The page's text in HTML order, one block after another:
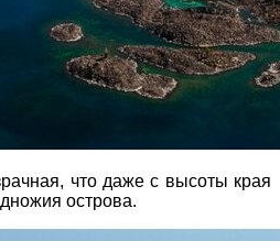
что даже с высоты края
острова.